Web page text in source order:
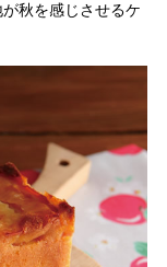
秋を感じさせるケ